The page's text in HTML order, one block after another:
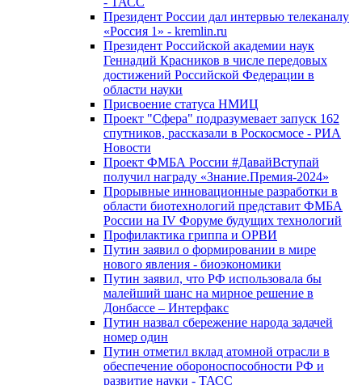
Президент России дал интервью телеканалу
«Россия 1» - kremlin.ru
Президент Российской академии наук
Геннадий Красников в числе передовых
достижений Российской Федерации в
области науки
Присвоение статуса НМИЦ
Проект "Сфера" подразумевает запуск 162
спутников, рассказали в Роскосмосе - РИА
Новости
Проект ФМБА России #ДавайВступай
получил награду «Знание.Премия-2024»
Прорывные инновационные разработки в
области биотехнологий представит ФМБА
России на IV Форуме будущих технологий
Профилактика гриппа и ОРВИ
Путин заявил о формировании в мире
нового явления - биоэкономики
Путин заявил, что РФ использовала бы
малейший шанс на мирное решение в
Донбассе – Интерфакс
Путин назвал сбережение народа задачей
номер один
Путин отметил вклад атомной отрасли в
обеспечение обороноспособности РФ и
развитие науки - ТАСС